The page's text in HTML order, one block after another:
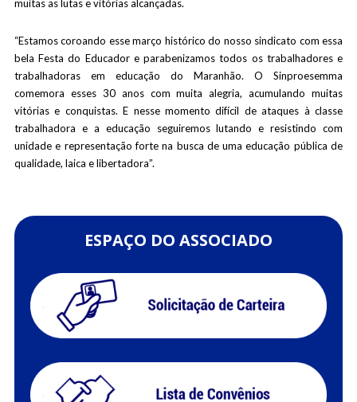
muitas as lutas e vitórias alcançadas.
“Estamos coroando esse março histórico do nosso sindicato com essa
bela Festa do Educador e parabenizamos todos os trabalhadores e
trabalhadoras em educação do Maranhão. O Sinproesemma
comemora esses 30 anos com muita alegria, acumulando muitas
vitórias e conquistas. E nesse momento difícil de ataques à classe
trabalhadora e a educação seguiremos lutando e resistindo com
unidade e representação forte na busca de uma educação pública de
qualidade, laica e libertadora”.
ESPAÇO DO ASSOCIADO